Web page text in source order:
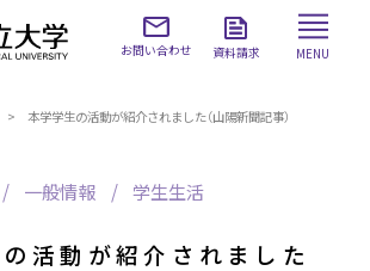
お問い合わせ 資料請求 MENU
本学学生の活動が紹介されました（山陽新聞記事）
一般情報 学生生活
活動が紹介されました